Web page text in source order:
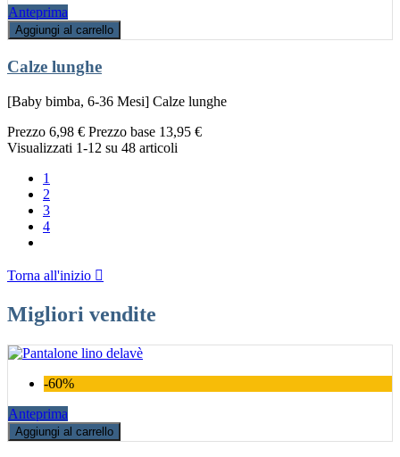
Anteprima
Aggiungi al carrello
Calze lunghe
[Baby bimba, 6-36 Mesi] Calze lunghe
Prezzo 6,98 € Prezzo base 13,95 €
Visualizzati 1-12 su 48 articoli
1
2
3
4
Torna all'inizio 
Migliori vendite
-60%
Anteprima
Aggiungi al carrello